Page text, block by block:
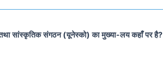
तथा सांस्कृतिक संगठन (यूनेस्को) का मुख्या-लय कहाँ पर है?